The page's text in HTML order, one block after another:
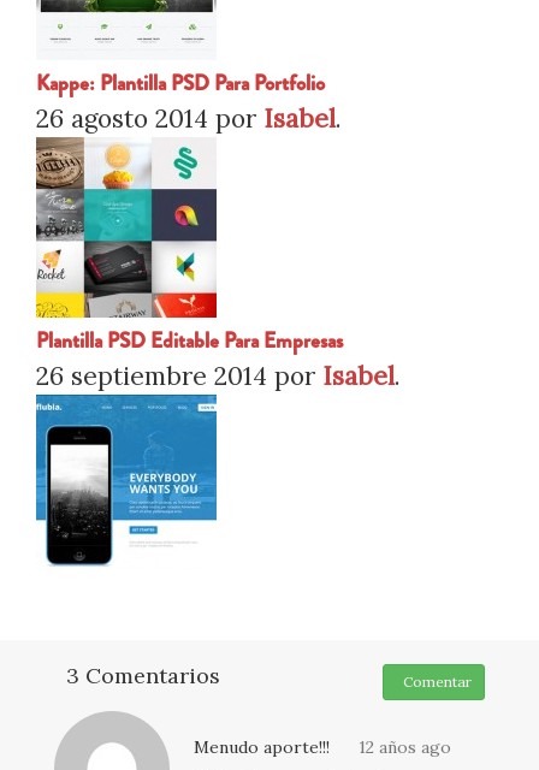
Kappe: Plantilla PSD Para Portfolio
26 agosto 2014 por Isabel.
Plantilla PSD Editable Para Empresas
26 septiembre 2014 por Isabel.
3 Comentarios Comentar
12 años ago
Menudo aporte!!!